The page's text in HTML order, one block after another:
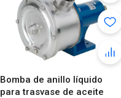
Bomba de anillo líquido
para trasvase de aceite